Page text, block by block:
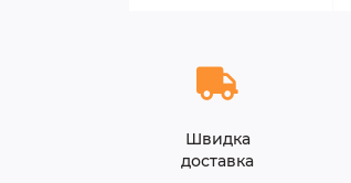
Швидка
доставка